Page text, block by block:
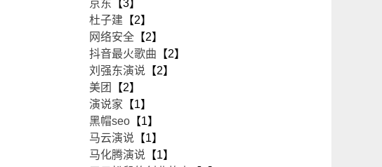
京东 【3】
杜子建 【2】
网络安全 【2】
抖音最火歌曲 【2】
刘强东演说 【2】
美团
【2】
演说家 【1】
黑帽seo 【1】
马云演说 【1】
马化腾演说 【1】